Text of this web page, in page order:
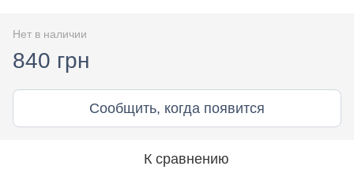
Нет в наличии
840 грн
Сообщить, когда появится
К сравнению